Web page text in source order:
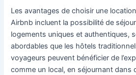
Les avantages de choisir une
Airbnb incluent la possibilité de
logements uniques et authentiques,
abordables que les hôtels
voyageurs peuvent bénéficier de
comme un local, en séjournant dans